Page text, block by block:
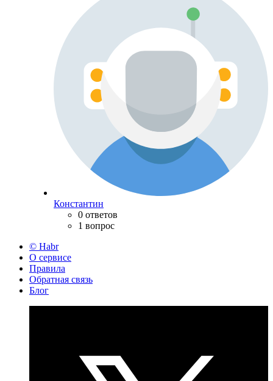
Константин
0 ответов
1 вопрос
© Habr
О сервисе
Правила
Обратная связь
Блог